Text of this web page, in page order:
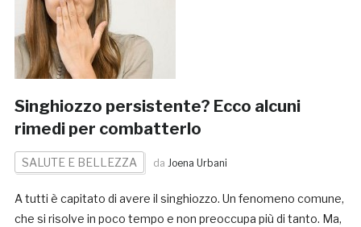
Singhiozzo persistente? Ecco alcuni
rimedi per combatterlo
SALUTE E BELLEZZA da Joena Urbani
A tutti è capitato di avere il singhiozzo. Un fenomeno comune,
che si risolve in poco tempo e non preoccupa più di tanto. Ma,